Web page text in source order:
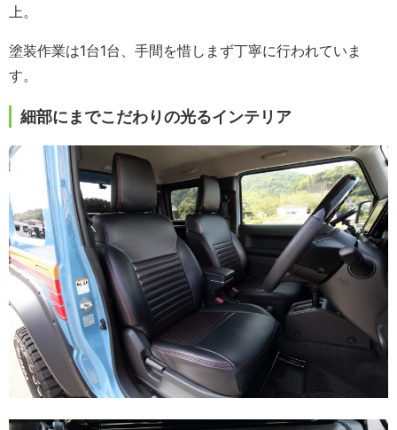
上。
塗装作業は1台1台、手間を惜しまず丁寧に行われていま
す。
細部にまでこだわりの光るインテリア